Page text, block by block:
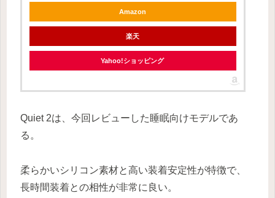
Amazon
楽天
Yahoo!ショッピング
Quiet 2は、今回レビューした睡眠向けモデルであ
る。
柔らかいシリコン素材と高い装着安定性が特徴で、
長時間装着との相性が非常に良い。